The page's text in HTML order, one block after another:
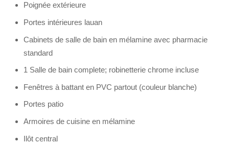
Poignée extérieure
Portes intérieures lauan
Cabinets de salle de bain en mélamine avec pharmacie
standard
1 Salle de bain complete; robinetterie chrome incluse
Fenêtres à battant en PVC partout (couleur blanche)
Portes patio
Armoires de cuisine en mélamine
Ilôt central